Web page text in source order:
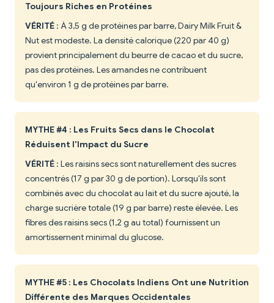
Toujours Riches en Protéines
VÉRITÉ : À 3,5 g de protéines par barre, Dairy Milk Fruit &
Nut est modeste. La densité calorique (220 par 40 g)
provient principalement du beurre de cacao et du sucre,
pas des protéines. Les amandes ne contribuent
qu'environ 1 g de protéines par barre.
MYTHE #4 : Les Fruits Secs dans le Chocolat
Réduisent l'Impact du Sucre
VÉRITÉ : Les raisins secs sont naturellement des sucres
concentrés (17 g par 30 g de portion). Lorsqu'ils sont
combinés avec du chocolat au lait et du sucre ajouté, la
charge sucrière totale (19 g par barre) reste élevée. Les
fibres des raisins secs (1,2 g au total) fournissent un
amortissement minimal du glucose.
MYTHE #5 : Les Chocolats Indiens Ont une Nutrition
Différente des Marques Occidentales